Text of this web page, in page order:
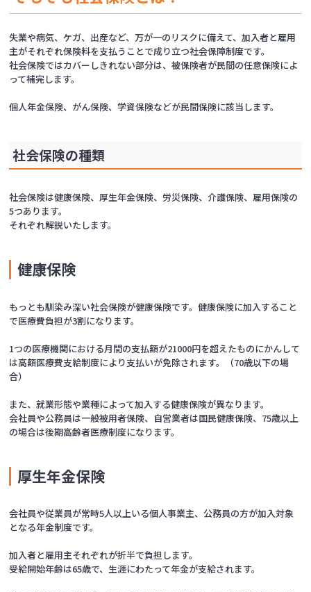
失業や病気、ケガ、出産など、万が一のリスクに備えて、加入者と雇用
主がそれぞれ保険料を支払うことで成り立つ社会保障制度です。
社会保険ではカバーしきれない部分は、被保険者が民間の任意保険によ
って補完します。
個人年金保険、がん保険、学資保険などが民間保険に該当します。
社会保険の種類
社会保険は健康保険、厚生年金保険、労災保険、介護保険、雇用保険の
5つあります。
それぞれ解説いたします。
健康保険
もっとも馴染み深い社会保険が健康保険です。健康保険に加入すること
で医療費負担が3割になります。
1つの医療機関における月間の支払額が21000円を超えたものにかんして
は高額医療費支給制度により支払いが免除されます。（70歳以下の場
合）
また、就業形態や業種によって加入する健康保険が異なります。
会社員や公務員は一般被用者保険、自営業者は国民健康保険、75歳以上
の場合は後期高齢者医療制度になります。
厚生年金保険
会社員や従業員が常時5人以上いる個人事業主、公務員の方が加入対象
となる年金制度です。
加入者と雇用主それぞれが折半で負担します。
受給開始年齢は65歳で、生涯にわたって年金が支給されます。